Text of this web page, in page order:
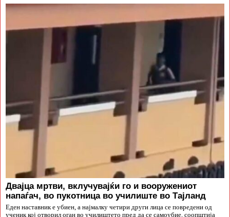
Двајца мртви, вклучувајќи го и вооружениот
напаѓач, во пукотница во училиште во Тајланд
Еден наставник е убиен, а најмалку четири други лица се повредени од
ученик кој отворил оган во училиштето пред да се самоубие, соопштија